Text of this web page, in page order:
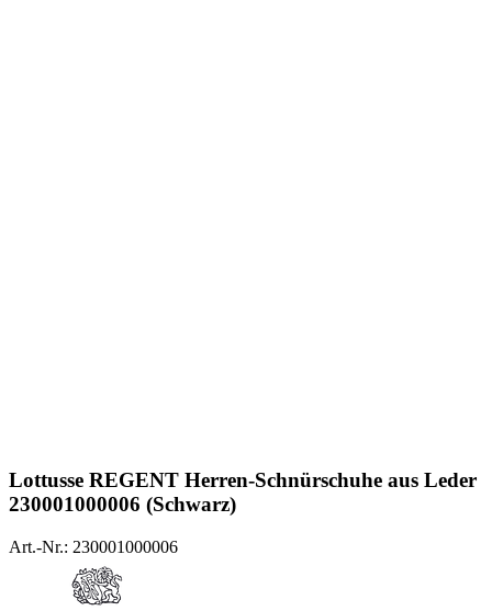
Lottusse REGENT Herren-Schnürschuhe aus Leder
230001000006 (Schwarz)
Art.-Nr.: 230001000006